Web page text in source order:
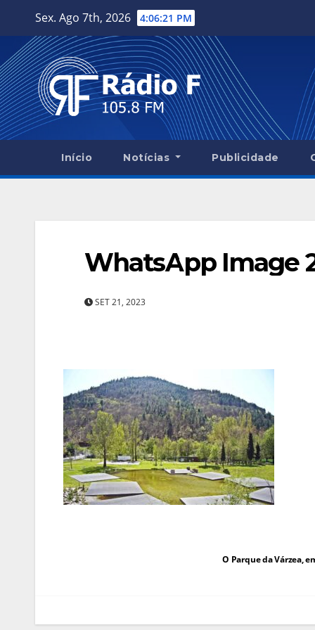
content
Sex. Ago 7th, 2026 4:06:22 PM
Início Notícias Publicidade
WhatsApp Image
SET 21, 2023
O Parque da Várzea,